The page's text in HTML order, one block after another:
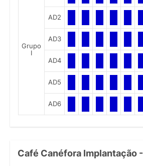
Grupo
I
AD2
AD3
AD4
AD5
AD6
Café Canéfora Implantação